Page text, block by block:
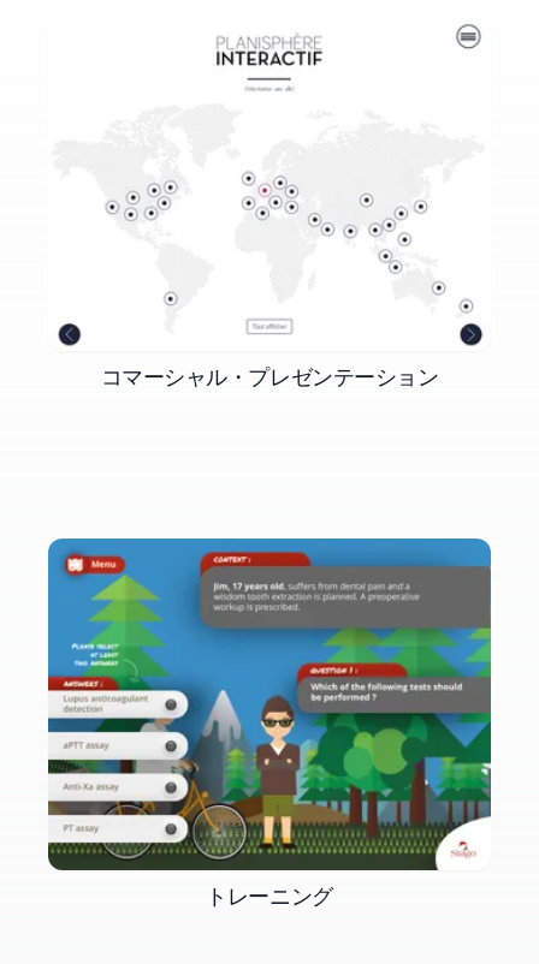
コマーシャル・プレゼンテーション
トレーニング